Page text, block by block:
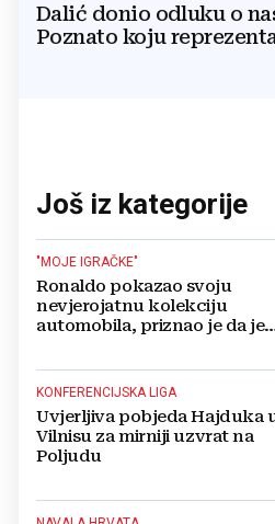
Dalić donio odluku o
Poznato koju
Još iz kategorije
"MOJE IGRAČKE"
Ronaldo pokazao svoju
nevjerojatnu kolekciju
automobila, priznao je da je
KONFERENCIJSKA LIGA
Uvjerljiva pobjeda Hajduka
Vilnisu za mirniji uzvrat na
Poljudu